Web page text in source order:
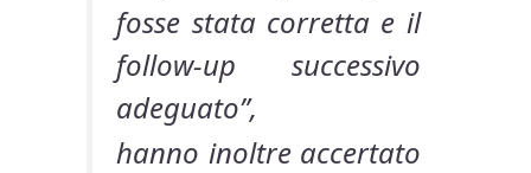
fosse stata corretta e il
follow-up successivo
adeguato”,
hanno inoltre accertato